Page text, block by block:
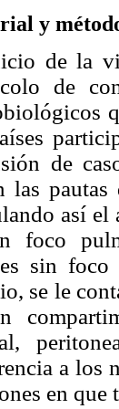
y
de la
de
de
las
así el
foco
sin foco
se le
a los
en que